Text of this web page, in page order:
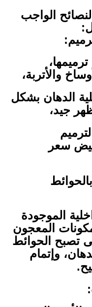
الواجب
والأتربة،
الدهان بشكل
جيد،
سعر
الموجودة
المعجون
تصبح الحوائط
وإتمام